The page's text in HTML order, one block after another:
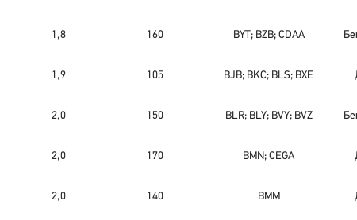
1,8 160 BYT; BZB; CDAA
1,9 105 BJB; BKC; BLS; BXE
2,0 150 BLR; BLY; BVY; BVZ
2,0 170 BMN; CEGA
2,0 140 BMM